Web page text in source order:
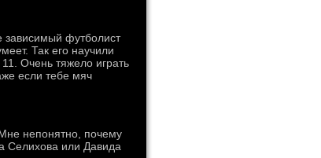
зависимый футболист
Так его научили
Очень тяжело играть
если тебе мяч
непонятно, почему
Селихова или Давида